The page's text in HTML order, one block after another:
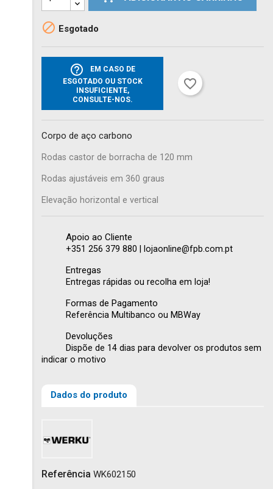
 Esgotado
help_outline
EM CASO DE
ESGOTADO OU STOCK
INSUFICIENTE,
CONSULTE-NOS.
favorite_border
Corpo de aço carbono
Rodas castor de borracha de 120 mm
Rodas ajustáveis em 360 graus
Elevação horizontal e vertical
Apoio ao Cliente
+351 256 379 880 | lojaonline@fpb.com.pt
Entregas
Entregas rápidas ou recolha em loja!
Formas de Pagamento
Referência Multibanco ou MBWay
Devoluções
Dispõe de 14 dias para devolver os produtos sem
indicar o motivo
Dados do produto
Referência WK602150